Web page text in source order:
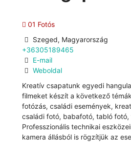
01 Fotós
Szeged, Magyarország
+36305189465
E-mail
Weboldal
Kreatív csapatunk egyedi
filmeket készít a következő
fotózás, családi események,
családi fotó, babafotó, tabló fotó,
Professzionális technikai
kamera állásból is rögzítjük az